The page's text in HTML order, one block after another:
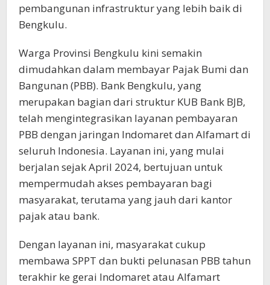
pembangunan infrastruktur yang lebih baik di
Bengkulu.
Warga Provinsi Bengkulu kini semakin
dimudahkan dalam membayar Pajak Bumi dan
Bangunan (PBB). Bank Bengkulu, yang
merupakan bagian dari struktur KUB Bank BJB,
telah mengintegrasikan layanan pembayaran
PBB dengan jaringan Indomaret dan Alfamart di
seluruh Indonesia. Layanan ini, yang mulai
berjalan sejak April 2024, bertujuan untuk
mempermudah akses pembayaran bagi
masyarakat, terutama yang jauh dari kantor
pajak atau bank.
Dengan layanan ini, masyarakat cukup
membawa SPPT dan bukti pelunasan PBB tahun
terakhir ke gerai Indomaret atau Alfamart